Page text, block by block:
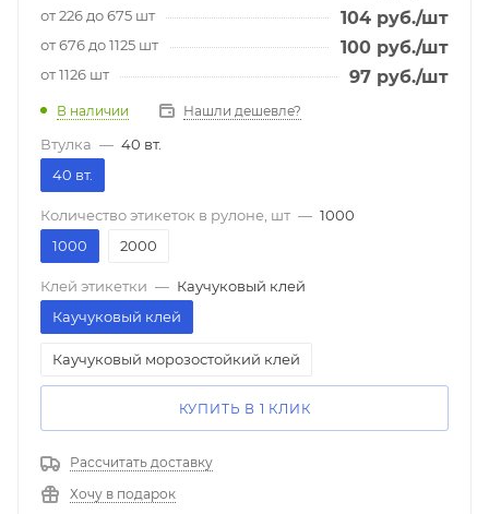
от 226 до 675 шт 104 руб./шт
от 676 до 1125 шт 100 руб./шт
от 1126 шт 97 руб./шт
В наличии Нашли дешевле?
Втулка — 40 вт.
40 вт.
Количество этикеток в рулоне, шт — 1000
1000
2000
Клей этикетки — Каучуковый клей
Каучуковый клей
Каучуковый морозостойкий клей
КУПИТЬ В 1 КЛИК
Рассчитать доставку
Хочу в подарок